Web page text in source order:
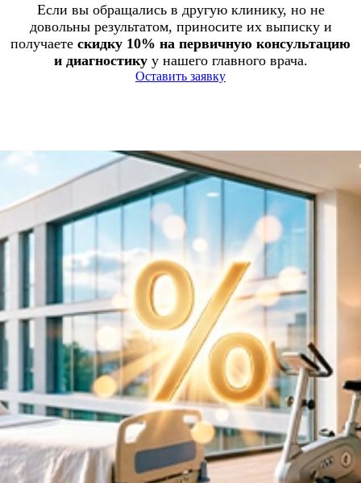
Если вы обращались в другую клинику, но не
довольны результатом, приносите их выписку и
получаете скидку 10% на первичную консультацию
и диагностикуу нашего главного врача.
Оставить заявку